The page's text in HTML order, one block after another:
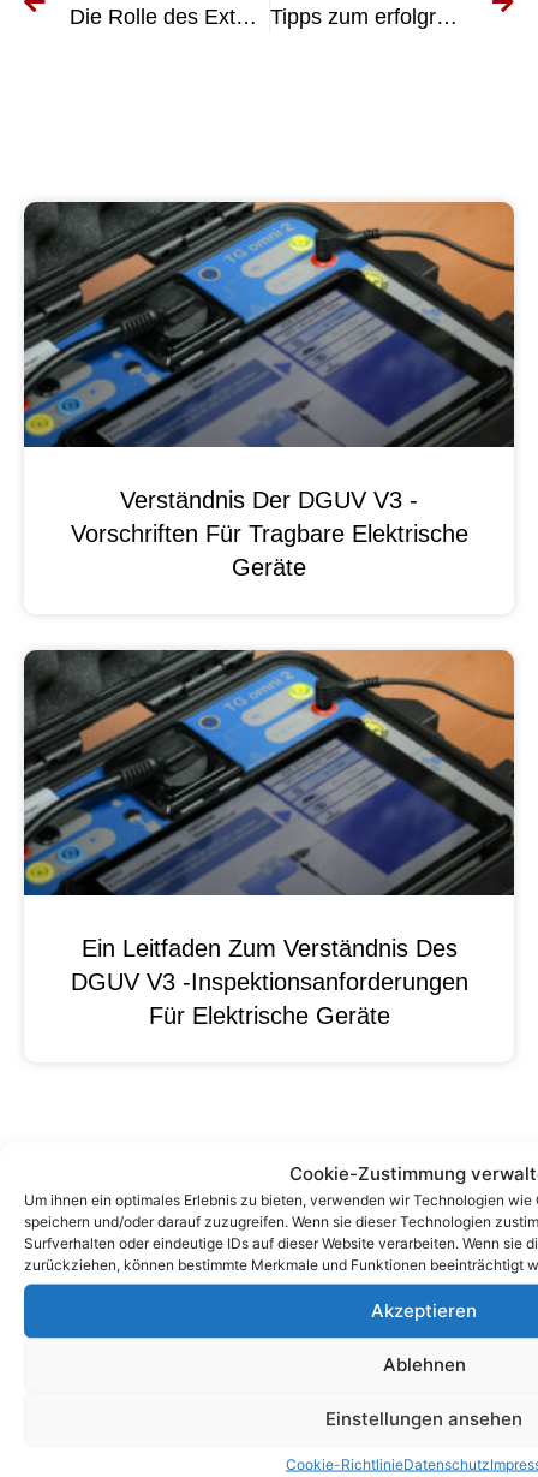
Cookie-Zustimmung
Um ihnen ein optimales Erlebnis zu bieten, verwenden wir Technologien
speichern und/oder darauf zuzugreifen. Wenn sie dieser Technologien
Surfverhalten oder eindeutige IDs auf dieser Website verarbeiten. Wenn sie
zurückziehen, können bestimmte Merkmale und Funktionen beeinträchtigt
Akzeptieren
Ablehnen
Einstellungen ansehen
Cookie-RichtlinieDatenschutz
Die Rolle des Externen VEFK in der Logistik: Gewährleistung der elektrischen Sicherheit Tipps zum erfolgreichen Bestehen der DGUV-Prüfung für Container
Verständnis Der DGUV V3 -
Vorschriften Für Tragbare Elektrische
Geräte
Ein Leitfaden Zum Verständnis Des
DGUV V3 -Inspektionsanforderungen
Für Elektrische Geräte